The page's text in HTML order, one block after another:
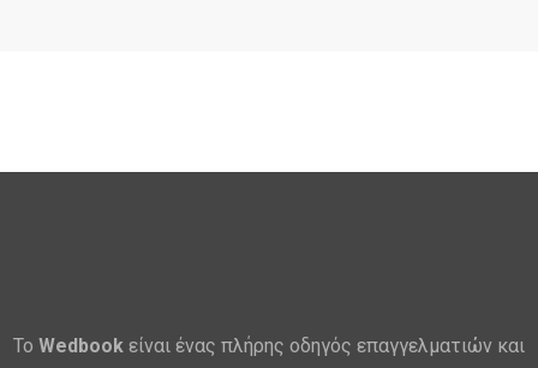
Το Wedbook είναι ένας πλήρης οδηγός επαγγελματιών και